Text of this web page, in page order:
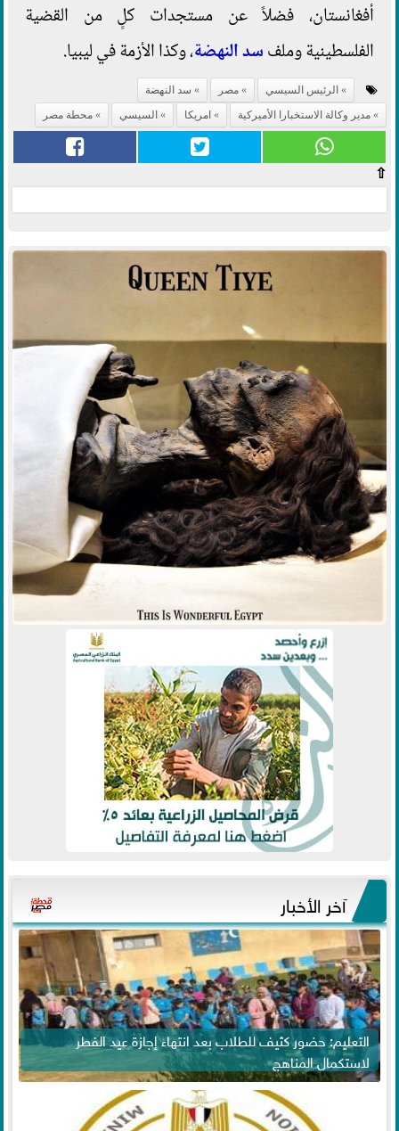
أفغانستان، فضلاً عن مستجدات كلٍ من القضية
الفلسطينية وملفسد النهضة، وكذا الأزمة في ليبيا.
الرئيس السيسي مصر
سد النهضة
مدير وكالة الاستخبارا الأميركية
امريكا السيسي محطة مصر
⇧
آخر الأخبار
التعليم: حضور كثيف للطلاب بعد انتهاء إجازة عيد الفطر
لاستكمال المناهج